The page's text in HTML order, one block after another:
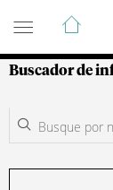
Guía de
Buscador de